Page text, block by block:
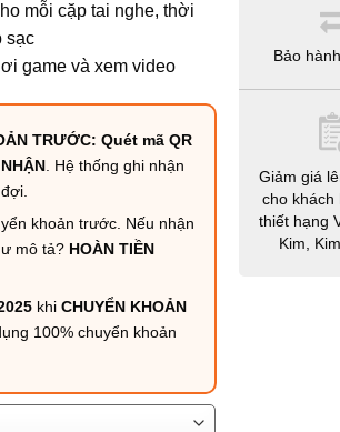
mỗi cặp tai nghe, thời
sạc
game và xem video
TRƯỚC: Quét mã QR
. Hệ thống ghi nhận
khoản trước. Nếu nhận
mô tả? HOÀN TIỀN
khi CHUYỂN KHOẢN
100% chuyển khoản
Bảo
Giảm giá
cho khách
thiết hạng
Kim,